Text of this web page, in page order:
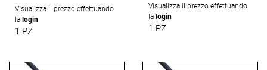
Visualizza il prezzo effettuando
la login
1 PZ
Visualizza il prezzo effettuando
la login
1 PZ